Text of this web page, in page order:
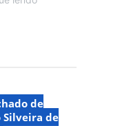
de
Silveira de